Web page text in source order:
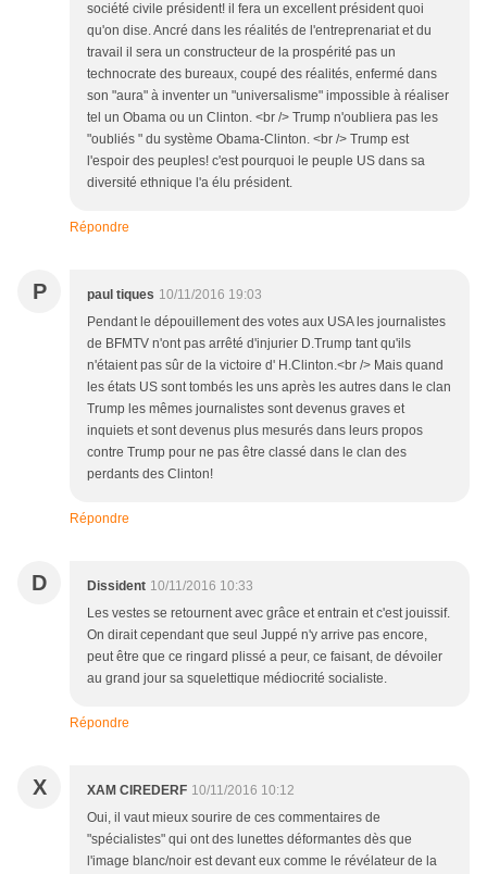
société civile président! il fera un excellent président quoi
qu'on dise. Ancré dans les réalités de l'entreprenariat et du
travail il sera un constructeur de la prospérité pas un
technocrate des bureaux, coupé des réalités, enfermé dans
son "aura" à inventer un "universalisme" impossible à réaliser
tel un Obama ou un Clinton. <br /> Trump n'oubliera pas les
"oubliés " du système Obama-Clinton. <br /> Trump est
l'espoir des peuples! c'est pourquoi le peuple US dans sa
diversité ethnique l'a élu président.
Répondre
P paul tiques 10/11/2016 19:03
Pendant le dépouillement des votes aux USA les journalistes
de BFMTV n'ont pas arrêté d'injurier D.Trump tant qu'ils
n'étaient pas sûr de la victoire d' H.Clinton.<br /> Mais quand
les états US sont tombés les uns après les autres dans le clan
Trump les mêmes journalistes sont devenus graves et
inquiets et sont devenus plus mesurés dans leurs propos
contre Trump pour ne pas être classé dans le clan des
perdants des Clinton!
Répondre
D Dissident 10/11/2016 10:33
Les vestes se retournent avec grâce et entrain et c'est jouissif.
On dirait cependant que seul Juppé n'y arrive pas encore,
peut être que ce ringard plissé a peur, ce faisant, de dévoiler
au grand jour sa squelettique médiocrité socialiste.
Répondre
X XAM CIREDERF 10/11/2016 10:12
Oui, il vaut mieux sourire de ces commentaires de
"spécialistes" qui ont des lunettes déformantes dès que
l'image blanc/noir est devant eux comme le révélateur de la